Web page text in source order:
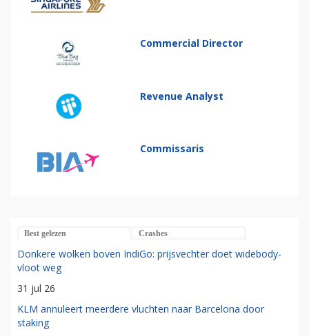
Commercial Director
Revenue Analyst
Commissaris
Best gelezen Crashes
Donkere wolken boven IndiGo: prijsvechter doet widebody-
vloot weg
31 jul 26
KLM annuleert meerdere vluchten naar Barcelona door
staking